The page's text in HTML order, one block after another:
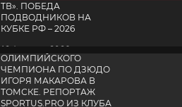
TВ». ПОБЕДА
ПОДВОДНИКОВ НА
КУБКЕ РФ – 2026
19 февраля 2026
СЕМИНАР
ОЛИМПИЙСКОГО
ЧЕМПИОНА ПО ДЗЮДО
ИГОРЯ МАКАРОВА В
ТОМСКЕ. РЕПОРТАЖ
SPORTUS.PRO ИЗ КЛУБА